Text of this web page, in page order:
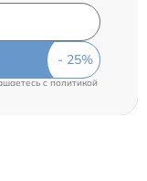
c политикой